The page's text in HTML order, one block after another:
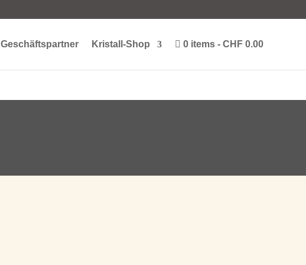
Geschäftspartner Kristall-Shop 0 items CHF 0.00